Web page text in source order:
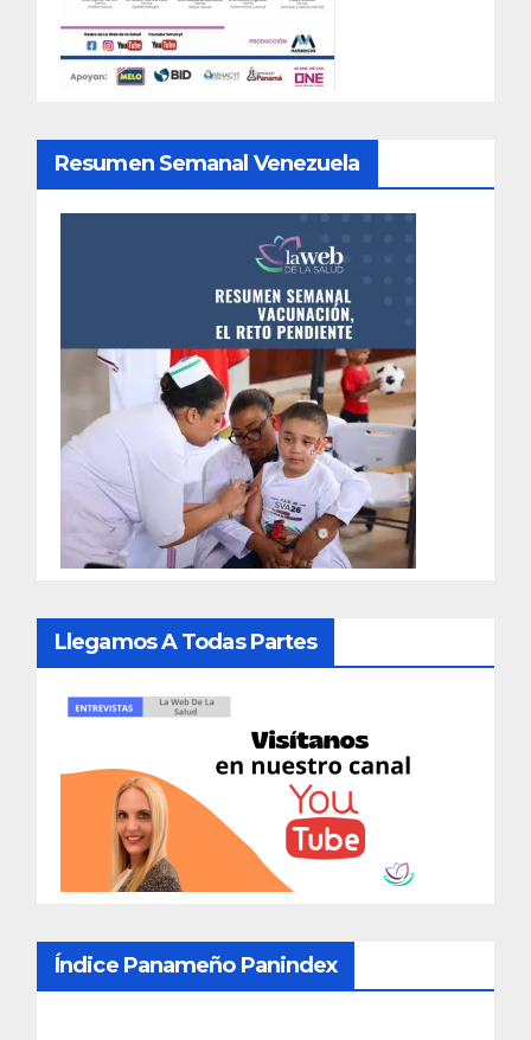
Resumen Semanal Venezuela
Llegamos A Todas Partes
Índice Panameño Panindex